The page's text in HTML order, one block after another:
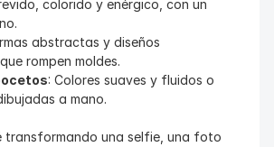
colorido y enérgico, con un
abstractas y diseños
rompen moldes.
: Colores suaves y fluidos o
a mano.
transformando una selfie, una foto